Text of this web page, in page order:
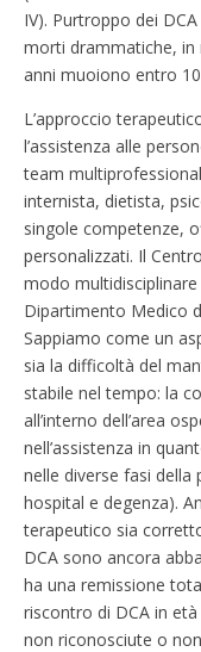
IV). Purtroppo dei
morti drammatiche, in
anni muoiono entro
L’approccio
l’assistenza alle
team
internista, dietista,
singole competenze,
personalizzati. Il
modo multidisciplinare
Dipartimento Medico
Sappiamo come un
sia la difficoltà del
stabile nel tempo: la
all’interno dell’area
nell’assistenza in
nelle diverse fasi della
hospital e degenza).
terapeutico sia
DCA sono ancora
ha una remissione
riscontro di DCA in
non riconosciute o